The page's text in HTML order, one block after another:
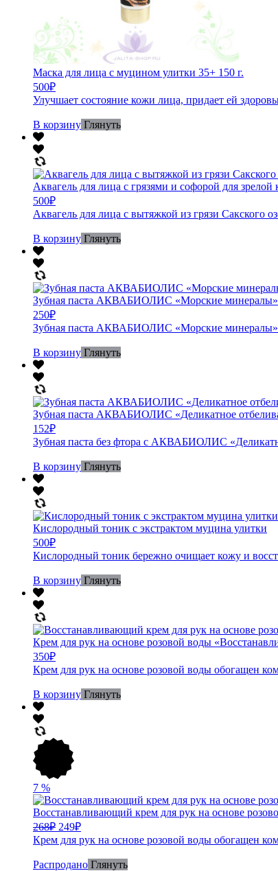
Маска для лица с муцином улитки 35+ 150 г.
500₽
Улучшает состояние кожи лица, придает ей
В корзину Глянуть
Аквагель для лица с грязями и софорой для зрелой
500₽
Аквагель для лица с вытяжкой из грязи Сакского
В корзину Глянуть
Зубная паста АКВАБИОЛИС «Морские минералы»
250₽
Зубная паста АКВАБИОЛИС «Морские минералы» -
В корзину Глянуть
Зубная паста АКВАБИОЛИС «Деликатное
152₽
Зубная паста без фтора с АКВАБИОЛИС
В корзину Глянуть
Кислородный тоник с экстрактом муцина улитки
500₽
Кислородный тоник бережно очищает кожу и
В корзину Глянуть
Крем для рук на основе розовой воды
350₽
Крем для рук на основе розовой воды обогащен
В корзину Глянуть
7 %
Восстанавливающий крем для рук на основе
268₽ 249₽
Крем для рук на основе розовой воды обогащен
Распродано Глянуть